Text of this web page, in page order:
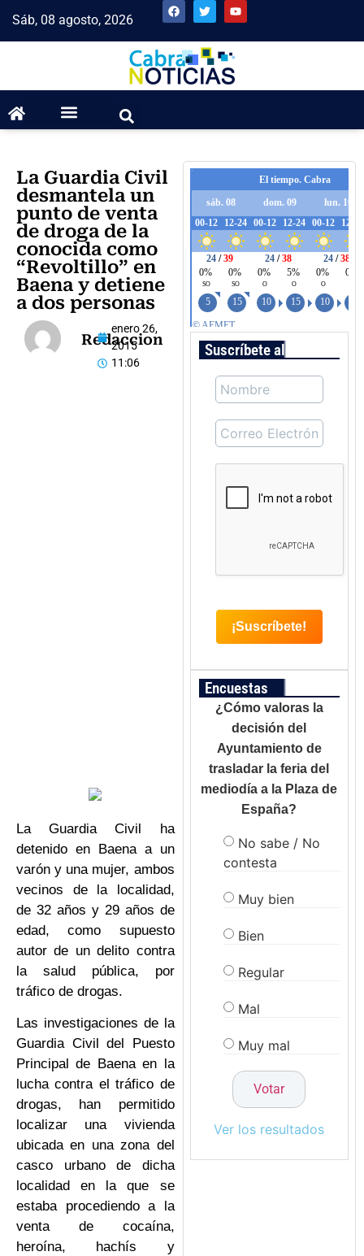
Sáb, 08 agosto, 2026
La Guardia Civil
desmantela un
punto de venta
de droga de la
conocida como
“Revoltillo” en
Baena y detiene
a dos personas
Redaccion
enero 26,
2015
11:06
La Guardia Civil ha
detenido en Baena a un
varón y una mujer, ambos
vecinos de la localidad,
de 32 años y 29 años de
edad, como supuesto
autor de un delito contra
la salud pública, por
tráfico de drogas.
Las investigaciones de la
Guardia Civil del Puesto
Principal de Baena en la
lucha contra el tráfico de
drogas, han permitido
localizar una vivienda
ubicada en una zona del
casco urbano de dicha
localidad en la que se
estaba procediendo a la
venta de cocaína,
heroína, hachís y
Suscríbete al boletín
Encuestas
¿Cómo valoras la
decisión del
Ayuntamiento de
trasladar la feria del
mediodía a la Plaza de
España?
No sabe / No
contesta
Muy bien
Bien
Regular
Mal
Muy mal
Ver los resultados